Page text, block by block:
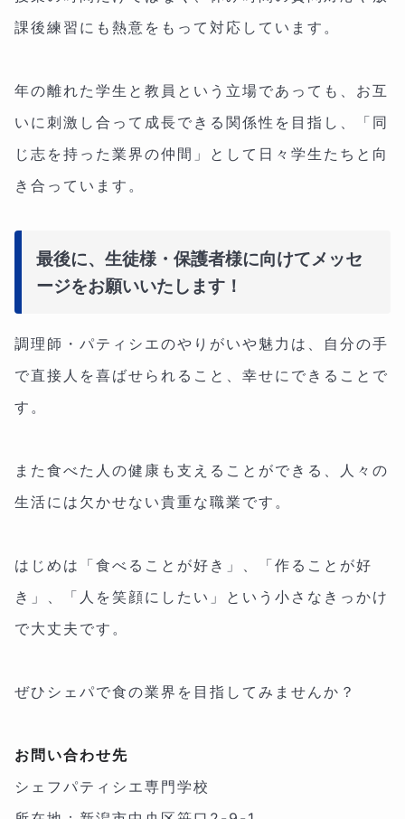
課後練習にも熱意をもって対応しています。
年の離れた学生と教員という立場であっても、お互
いに刺激し合って成長できる関係性を目指し、「同
じ志を持った業界の仲間」として日々学生たちと向
き合っています。
最後に、生徒様・保護者様に向けてメッセ
ージをお願いいたします！
調理師・パティシエのやりがいや魅力は、自分の手
で直接人を喜ばせられること、幸せにできることで
す。
また食べた人の健康も支えることができる、人々の
生活には欠かせない貴重な職業です。
はじめは「食べることが好き」、「作ることが好
き」、「人を笑顔にしたい」という小さなきっかけ
で大丈夫です。
ぜひシェパで食の業界を目指してみませんか？
お問い合わせ先
シェフパティシエ専門学校